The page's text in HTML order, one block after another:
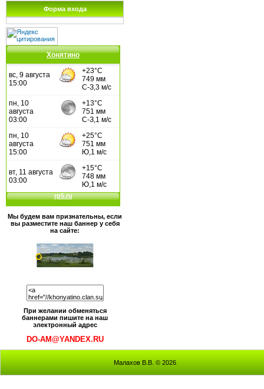
Форма входа
Хонятино
Мы будем вам признательны, если
вы разместите наш баннер у себя
на сайте:
При желании обменяться
баннерами пишите на наш
электронный адрес
DO-AM@YANDEX.RU
Малахов В.В. © 2026